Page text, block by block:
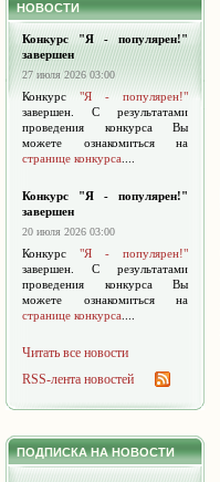
НОВОСТИ
Конкурс "Я - популярен!"
завершен
27 июля 2026 03:00
Конкурс "Я - популярен!"
завершен. С результатами
проведения конкурса Вы
можете ознакомиться на
странице конкурса
Конкурс "Я - популярен!"
завершен
20 июля 2026 03:00
Конкурс "Я - популярен!"
завершен. С результатами
проведения конкурса Вы
можете ознакомиться на
странице конкурса
Читать все новости
RSS-лента новостей
ПОДПИСКА НА НОВОСТИ